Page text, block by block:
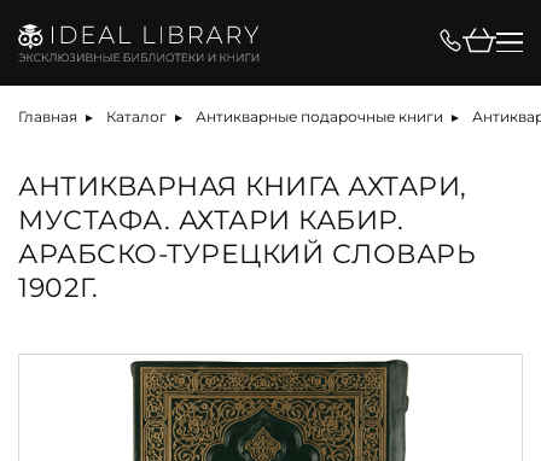
Главная Каталог Антикварные подарочные книги
АНТИКВАРНАЯ КНИГА АХТАРИ,
МУСТАФА. АХТАРИ КАБИР.
АРАБСКО-ТУРЕЦКИЙ СЛОВАРЬ
1902Г.